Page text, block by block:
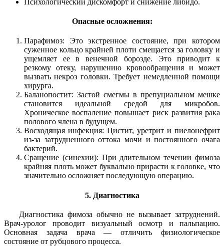
Опасные осложнения:
Парафимоз: Это экстренное состояние, при котором
суженное кольцо крайней плоти смещается за головку и
ущемляет ее в венечной борозде. Это приводит к
резкому отеку, нарушению кровообращения и может
вызвать некроз головки. Требует немедленной помощи
хирурга.
Баланопостит: Застой смегмы в препуциальном мешке
становится идеальной средой для микробов.
Хроническое воспаление повышает риск развития рака
полового члена в будущем.
Восходящая инфекция: Цистит, уретрит и пиелонефрит
из-за затрудненного оттока мочи и постоянного очага
бактерий.
Сращение (синехии): При длительном течении фимоза
крайняя плоть может буквально прирасти к головке, что
значительно осложняет последующую операцию.
5. Диагностика
Диагностика фимоза обычно не вызывает затруднений.
Врач-уролог проводит визуальный осмотр и пальпацию.
Основная задача врача — отличить физиологическое
состояние от рубцового процесса.